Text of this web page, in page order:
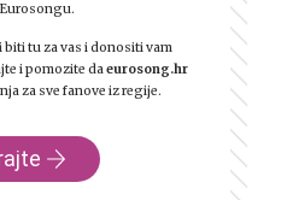
tu za vas i donositi vam
i pomozite daeurosong.hr
za sve fanove iz regije.